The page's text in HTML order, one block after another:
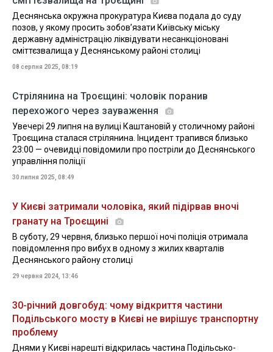
Деснянська окружна прокуратура Києва подала до суду
позов, у якому просить зобов’язати Київську міську
державну адміністрацію ліквідувати несанкціоновані
сміттєзвалища у Деснянському районі столиці
08 серпня 2025, 08:19
Стрілянина на Троєщині: чоловік поранив
перехожого через зауваження
Увечері 29 липня на вулиці Каштановій у столичному районі
Троєщина сталася стрілянина. Інцидент трапився близько
23:00 — очевидці повідомили про постріли до Деснянського
управління поліції
30 липня 2025, 08:49
У Києві затримали чоловіка, який підірвав вночі
гранату на Троєщині
В суботу, 29 червня, близько першої ночі поліція отримала
повідомлення про вибух в одному з жилих кварталів
Деснянського району столиці
29 червня 2024, 13:46
30-річний довгобуд: чому відкриття частини
Подільського мосту в Києві не вирішує транспортну
проблему
Днями у Києві нарешті відкрилась частина Подільсько-